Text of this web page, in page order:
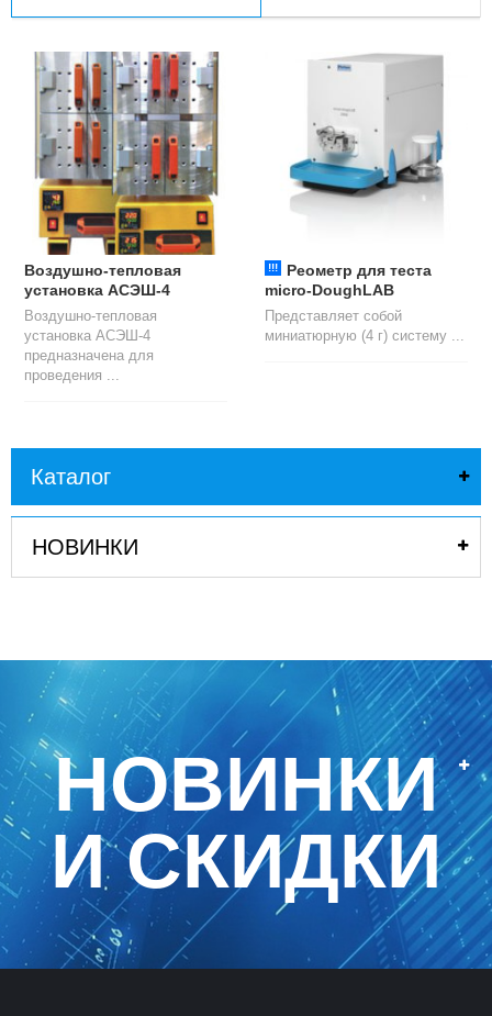
Воздушно-тепловая
установка АСЭШ-4
Воздушно-тепловая
установка АСЭШ-4
предназначена для
проведения ...
!!!
Реометр для теста
micro-DoughLAB
Представляет собой
миниатюрную (4 г) систему ...
Каталог
НОВИНКИ
НОВИНКИ
И СКИДКИ